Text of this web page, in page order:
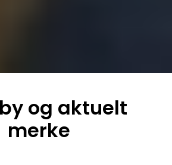
og aktuelt
merke